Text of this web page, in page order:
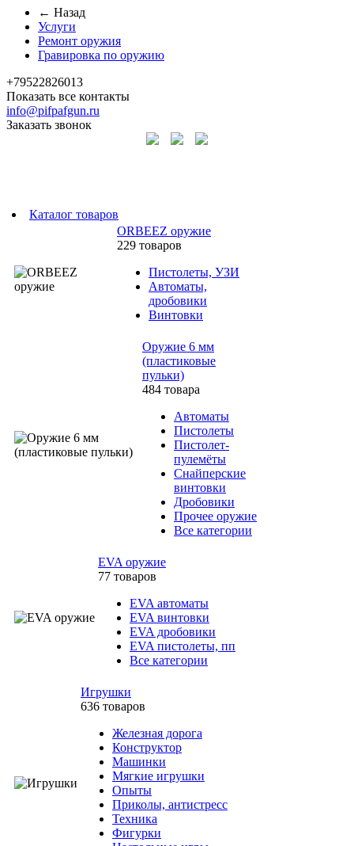
← Назад
Услуги
Ремонт оружия
Гравировка по оружию
+79522826013
Показать все контакты
info@pifpafgun.ru
Заказать звонок
Каталог товаров
ORBEEZ оружие
229 товаров
Пистолеты, УЗИ
Автоматы,
дробовики
Винтовки
Оружие 6 мм
(пластиковые
пульки)
484 товара
Автоматы
Пистолеты
Пистолет-
пулемёты
Снайперские
винтовки
Дробовики
Прочее оружие
Все категории
EVA оружие
77 товаров
EVA автоматы
EVA винтовки
EVA дробовики
EVA пистолеты, пп
Все категории
Игрушки
636 товаров
Железная дорога
Конструктор
Машинки
Мягкие игрушки
Опыты
Приколы, антистресс
Техника
Фигурки